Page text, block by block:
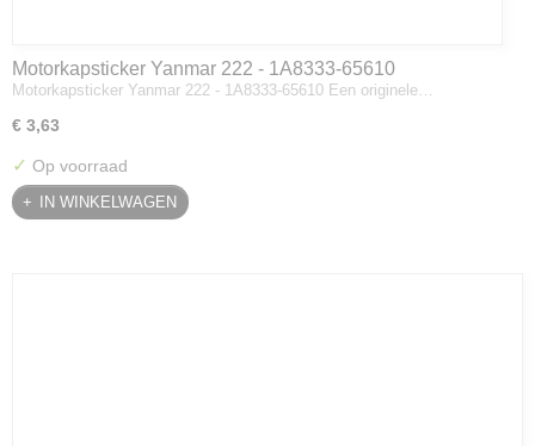
Motorkapsticker Yanmar 222 - 1A8333-65610
Motorkapsticker Yanmar 222 - 1A8333-65610 Een originele…
€ 3,63
✓ Op voorraad
IN WINKELWAGEN